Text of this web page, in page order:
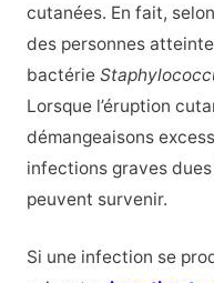
cutanées. En fait,
des personnes
bactérie
Lorsque l’éruption
démangeaisons
infections graves
peuvent survenir.
Si une infection se